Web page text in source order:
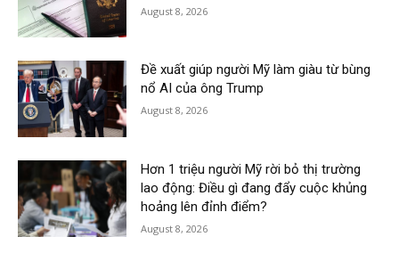
August 8, 2026
Đề xuất giúp người Mỹ làm giàu từ bùng
nổ AI của ông Trump
August 8, 2026
Hơn 1 triệu người Mỹ rời bỏ thị trường
lao động: Điều gì đang đẩy cuộc khủng
hoảng lên đỉnh điểm?
August 8, 2026